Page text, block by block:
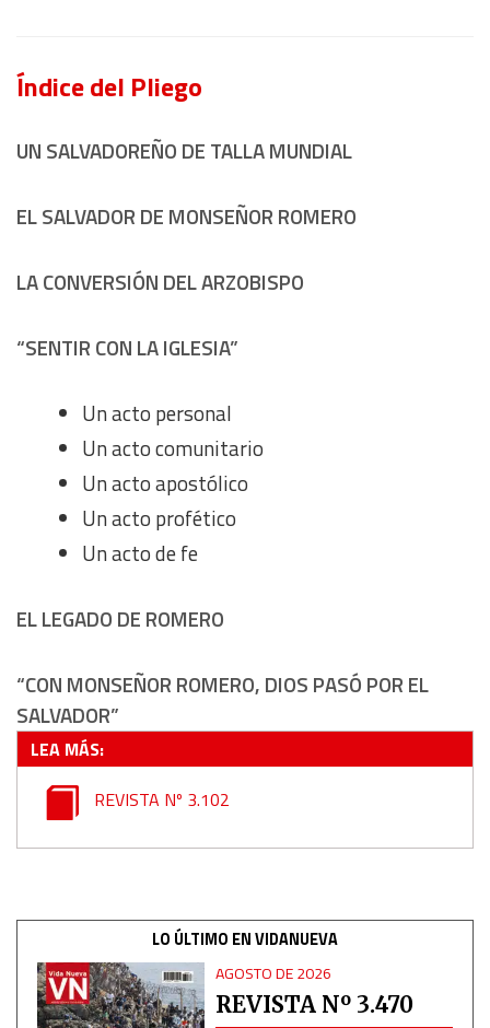
Índice del Pliego
UN SALVADOREÑO DE TALLA MUNDIAL
EL SALVADOR DE MONSEÑOR ROMERO
LA CONVERSIÓN DEL ARZOBISPO
“SENTIR CON LA IGLESIA”
Un acto personal
Un acto comunitario
Un acto apostólico
Un acto profético
Un acto de fe
EL LEGADO DE ROMERO
“CON MONSEÑOR ROMERO, DIOS PASÓ POR EL
SALVADOR”
LEA MÁS:
REVISTA Nº 3.102
LO ÚLTIMO EN VIDANUEVA
AGOSTO DE 2026
REVISTA Nº 3.470
Measure advertising performance
Measure content performance
Understand audiences through statistics or combinations
of data from different sources
Develop and improve services
Use limited data to select content
IAB Special Features:
Use precise geolocation data
Identify devices based on information actively requested
Non-IAB processing purposes:
Functional
Advertising